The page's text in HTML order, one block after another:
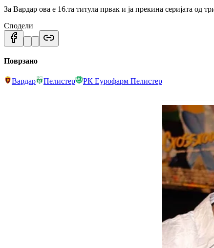
За Вардар ова е 16.та титула првак и ја прекина серијата
Сподели
Поврзано
Вардар Пелистер РК Еурофарм Пелистер